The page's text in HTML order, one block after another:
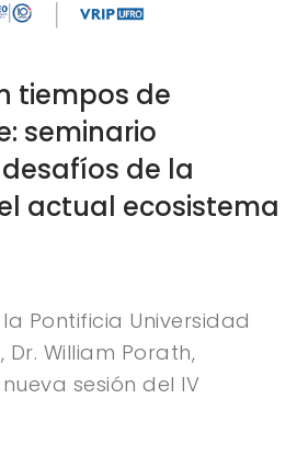
tiempos de
seminario
de la
actual ecosistema
Pontificia Universidad
William Porath,
sesión del IV